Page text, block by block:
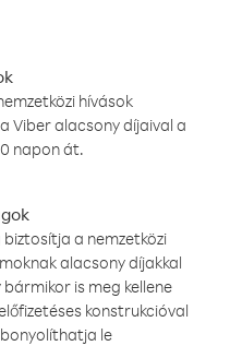
hívások
Viber alacsony díjaival a
napon át.
a nemzetközi
alacsony díjakkal
is meg kellene
konstrukcióval
le